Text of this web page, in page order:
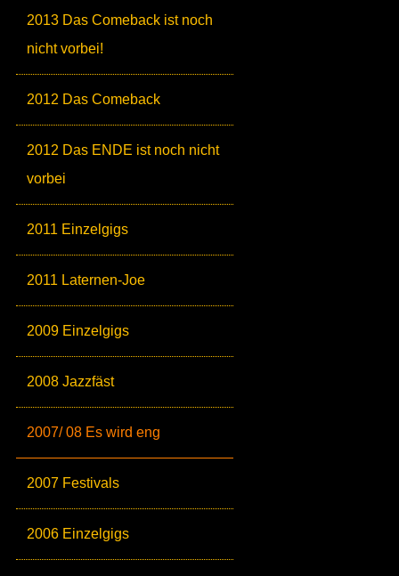
2013 Das Comeback ist noch
nicht vorbei!
2012 Das Comeback
2012 Das ENDE ist noch nicht
vorbei
2011 Einzelgigs
2011 Laternen-Joe
2009 Einzelgigs
2008 Jazzfäst
2007/ 08 Es wird eng
2007 Festivals
2006 Einzelgigs